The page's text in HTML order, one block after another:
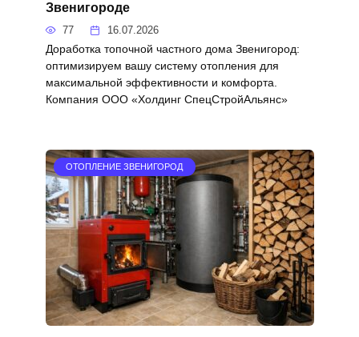
Звенигороде
77 16.07.2026
Доработка топочной частного дома Звенигород:
оптимизируем вашу систему отопления для
максимальной эффективности и комфорта.
Компания ООО «Холдинг СпецСтройАльянс»
ОТОПЛЕНИЕ ЗВЕНИГОРОД